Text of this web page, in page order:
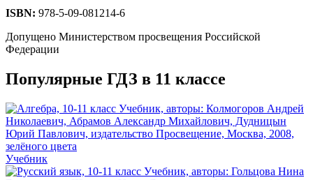
ISBN: 978-5-09-081214-6
Допущено Министерством просвещения Российской
Федерации
Популярные ГДЗ в 11 классе
Учебник